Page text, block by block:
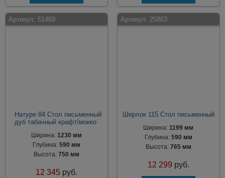
Артикул: 51469
Натуре 84 Стол письменный
дуб табачный крафт/мокко
Ширина:1230 мм
Глубина:590 мм
Высота:750 мм
12 345 руб.
Артикул: 25863
Шерлок 115 Стол письменный
Ширина:1199 мм
Глубина: 590 мм
Высота: 765 мм
12 299 руб.